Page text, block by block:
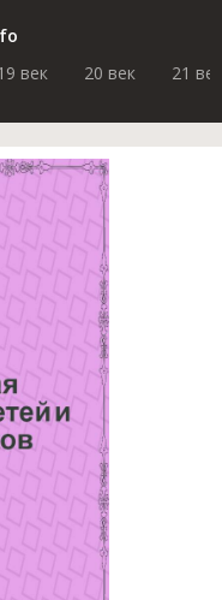
век 20 век 21 век